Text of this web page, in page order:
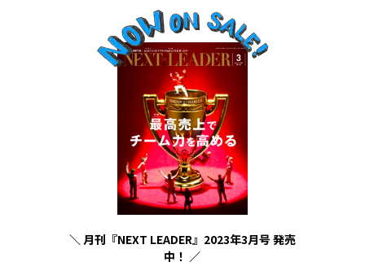
＼ 月刊『NEXT LEADER』2023年3月号 発売
中！ ／